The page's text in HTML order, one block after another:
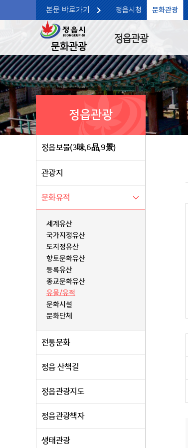
본문 바로가기 정읍시청 문화관광
문화관광
정읍관광
정읍관광
정읍보물(3味,6品,9景)
관광지
문화유적
세계유산
국가지정유산
도지정유산
향토문화유산
등록유산
종교문화유산
유물/유적
문화시설
문화단체
전통문화
정읍 산책길
정읍관광지도
정읍관광책자
생태관광